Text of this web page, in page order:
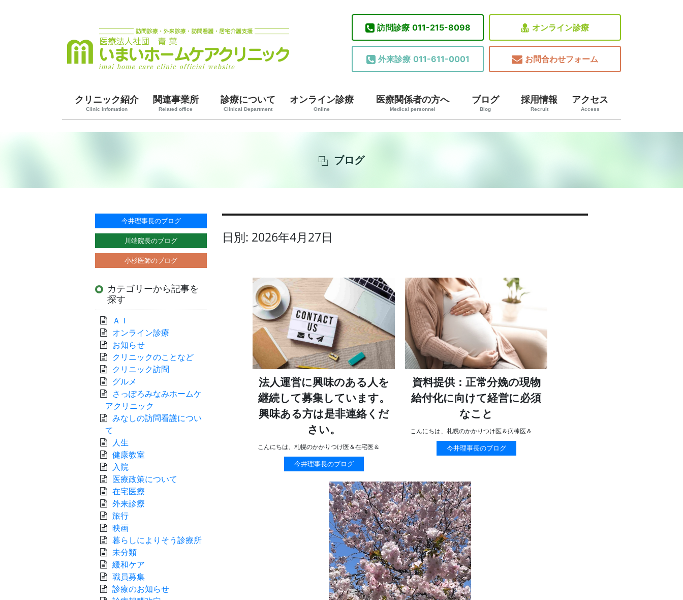
訪問診療 011-215-8098
外来診療 011-611-0001
オンライン診療
お問合わせフォーム
クリニック紹介
Clinic infomation
関連事業所
Related office
診療について
Clinical Department
オンライン診療
Online
医療関係者の方へ
Medical personnel
ブログ
Blog
採用情報
Recruit
アクセス
Access
ブログ
日別: 2026年4月27日
法人運営に興味のある人を
継続して募集しています。
興味ある方は是非連絡くだ
さい。
こんにちは、札幌のかかりつけ医＆在宅医＆
今井理事長のブログ
資料提供：正常分娩の現物
給付化に向けて経営に必須
なこと
こんにちは、札幌のかかりつけ医＆病棟医＆
今井理事長のブログ
今井理事長のブログ
川端院長のブログ
小杉医師のブログ
カテゴリーから記事を
探す
ＡＩ
オンライン診療
お知らせ
クリニックのことなど
クリニック訪問
グルメ
さっぽろみなみホームケ
アクリニック
みなしの訪問看護につい
て
人生
健康教室
入院
医療政策について
在宅医療
外来診療
旅行
映画
暮らしによりそう診療所
未分類
緩和ケア
職員募集
診療のお知らせ